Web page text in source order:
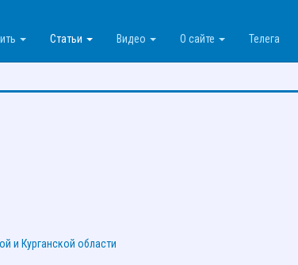
Статьи Видео О сайте Телега